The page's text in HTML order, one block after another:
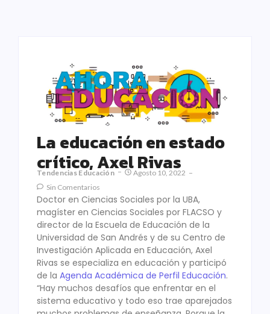
La educación en estado
crítico, Axel Rivas
Tendencias Educación
Agosto 10, 2022
Sin Comentarios
Doctor en Ciencias Sociales por la UBA,
magíster en Ciencias Sociales por FLACSO y
director de la Escuela de Educación de la
Universidad de San Andrés y de su Centro de
Investigación Aplicada en Educación, Axel
Rivas se especializa en educación y participó
de la Agenda Académica de Perfil Educación.
“Hay muchos desafíos que enfrentar en el
sistema educativo y todo eso trae aparejados